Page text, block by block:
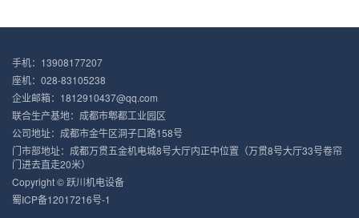
手机：13908177207
座机：028-83105238
企业邮箱：1812910437@qq.com
联合生产基地：成都市郫都工业园区
公司地址：成都市金牛区洞子口路158号
门市部地址：成都万贯五金机电城8号大厅内正中位置（万贯8号大厅33号卷帘
门进去直走20米）
Copyright © 跃川机电设备
蜀ICP备12017216号-1